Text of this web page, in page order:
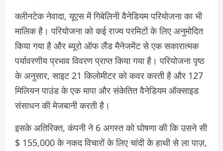
क्लीनटेक नेवादा, यूएस में गिबेलिनी वैनेडियम परियोजना का भी
मालिक है। परियोजना को कई राज्य परमिटों के लिए अनुमोदित
किया गया है और ब्यूरो ऑफ लैंड मैनेजमेंट से एक सकारात्मक
पर्यावरणीय प्रभाव विवरण प्राप्त किया गया है। परियोजना पृष्ठ
के अनुसार, साइट 21 किलोमीटर को कवर करती है और 127
मिलियन पाउंड के एक मापा और संकेतित वैनेडियम ऑक्साइड
संसाधन की मेजबानी करती है।
इसके अतिरिक्त, कंपनी ने 6 अगस्त को घोषणा की कि उसने सी
$ 155,000 के नकद विचारों के लिए चांदी के हाथी से ला पाज़,